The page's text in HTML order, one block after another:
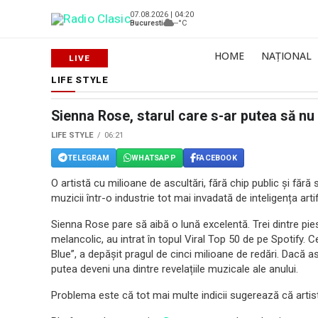
07.08.2026 | 04:20
Bucuresti
--°C
HOME NAȚIONAL
LIFE STYLE
Sienna Rose, starul care s-ar putea să
LIFE STYLE 06:21
TELEGRAM WHATSAPP FACEBOOK
O artistă cu milioane de ascultări, fără chip public și
muzicii într-o industrie tot mai invadată de inteligența
Sienna Rose pare să aibă o lună excelentă. Trei dintre
melancolic, au intrat în topul Viral Top 50 de pe Spotify.
Blue”, a depășit pragul de cinci milioane de redări. Dacă
putea deveni una dintre revelațiile muzicale ale anului.
Problema este că tot mai multe indicii sugerează că